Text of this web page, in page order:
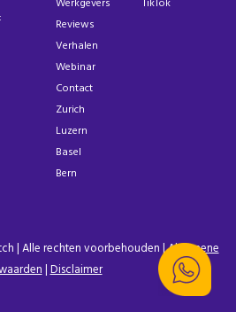
Reviews
Verhalen
Webinar
Contact
Zurich
Luzern
Basel
Bern
| Alle rechten voorbehouden |Algemene
| Disclaimer